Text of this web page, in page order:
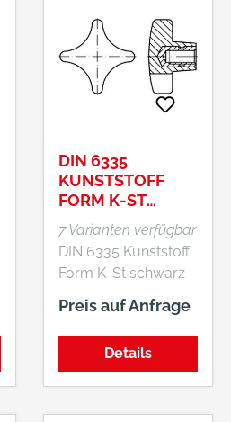
DIN 6335
KUNSTSTOFF
FORM K-ST
SCHWARZ
KREUZGRIFFE,
MIT
GEWINDEBUCHS
E
7 Varianten verfügbar
DIN 6335 Kunststoff
Form K-St schwarz
Kreuzgriffe, mit
Gewindebuchse
Preis auf Anfrage
Details